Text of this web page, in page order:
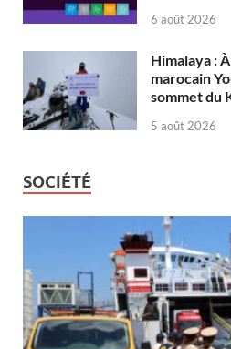
6 août 2026
Himalaya :
marocain
sommet du
5 août 2026
SOCIÉTÉ